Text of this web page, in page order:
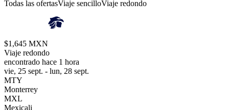
Todas las ofertasViaje sencilloViaje redondo
$1,645 MXN
Viaje redondo
encontrado hace 1 hora
vie, 25 sept. - lun, 28 sept.
MTY
Monterrey
MXL
Mexicali